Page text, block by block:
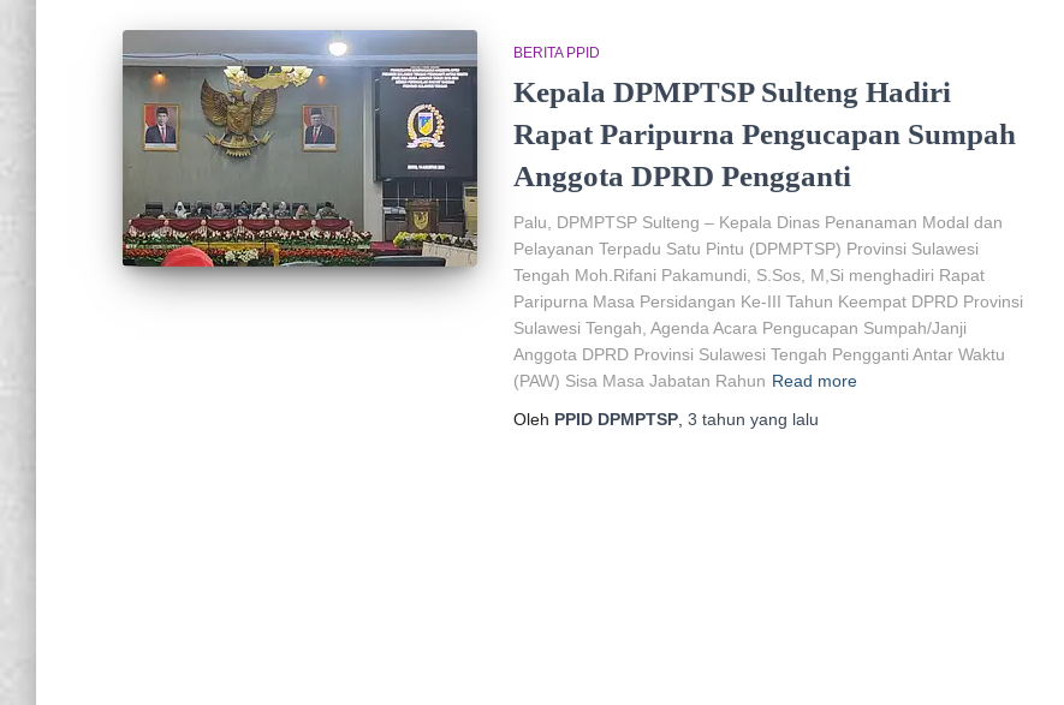
BERITA PPID
Kepala DPMPTSP Sulteng Hadiri
Rapat Paripurna Pengucapan Sumpah
Anggota DPRD Pengganti
Palu, DPMPTSP Sulteng – Kepala Dinas Penanaman Modal dan
Pelayanan Terpadu Satu Pintu (DPMPTSP) Provinsi Sulawesi
Tengah Moh.Rifani Pakamundi, S.Sos, M,Si menghadiri Rapat
Paripurna Masa Persidangan Ke-III Tahun Keempat DPRD Provinsi
Sulawesi Tengah, Agenda Acara Pengucapan Sumpah/Janji
Anggota DPRD Provinsi Sulawesi Tengah Pengganti Antar Waktu
(PAW) Sisa Masa Jabatan Rahun Read more
Oleh PPID DPMPTSP 3 tahun yang lalu